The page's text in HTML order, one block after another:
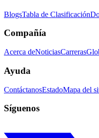
BlogsTabla de Clasificación
Compañía
Acerca deNoticiasCarreras
Ayuda
ContáctanosEstadoMapa del
Síguenos